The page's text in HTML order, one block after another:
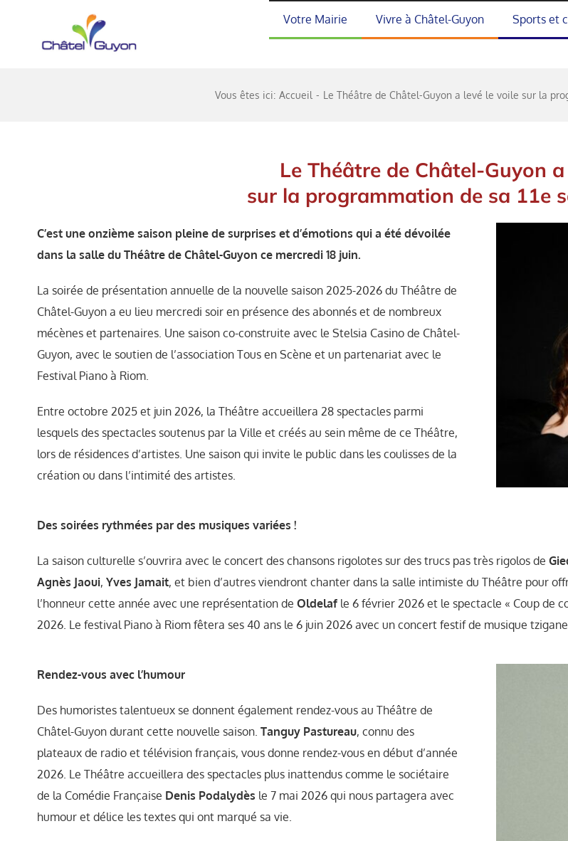
Votre Mairie Vivre à Châtel-Guyon Sports et
Vous êtes ici: Accueil Le Théâtre de Châtel-Guyon a levé le voile sur la
Le Théâtre de Châtel-Guyon
sur la programmation de sa 11e
C’est une onzième saison pleine de surprises et d’émotions qui a été dévoilée
dans la salle du Théâtre de Châtel-Guyon ce mercredi 18 juin.
La soirée de présentation annuelle de la nouvelle saison 2025-2026 du Théâtre de
Châtel-Guyon a eu lieu mercredi soir en présence des abonnés et de nombreux
mécènes et partenaires. Une saison co-construite avec le Stelsia Casino de Châtel-
Guyon, avec le soutien de l’association Tous en Scène et un partenariat avec le
Festival Piano à Riom.
Entre octobre 2025 et juin 2026, la Théâtre accueillera 28 spectacles parmi
lesquels des spectacles soutenus par la Ville et créés au sein même de ce Théâtre,
lors de résidences d’artistes. Une saison qui invite le public dans les coulisses de la
création ou dans l’intimité des artistes.
Des soirées rythmées par des musiques variées !
La saison culturelle s’ouvrira avec le concert des chansons rigolotes sur des trucs pas très rigolos de
Agnès Jaoui, Yves Jamait, et bien d’autres viendront chanter dans la salle intimiste du Théâtre pour
l’honneur cette année avec une représentation de Oldelafle 6 février 2026 et le spectacle « Coup de
2026. Le festival Piano à Riom fêtera ses 40 ans le 6 juin 2026 avec un concert festif de musique
Rendez-vous avec l’humour
Des humoristes talentueux se donnent également rendez-vous au Théâtre de
Châtel-Guyon durant cette nouvelle saison. Tanguy Pastureau, connu des
plateaux de radio et télévision français, vous donne rendez-vous en début d’année
2026. Le Théâtre accueillera des spectacles plus inattendus comme le sociétaire
de la Comédie Française Denis Podalydès le 7 mai 2026 qui nous partagera avec
humour et délice les textes qui ont marqué sa vie.